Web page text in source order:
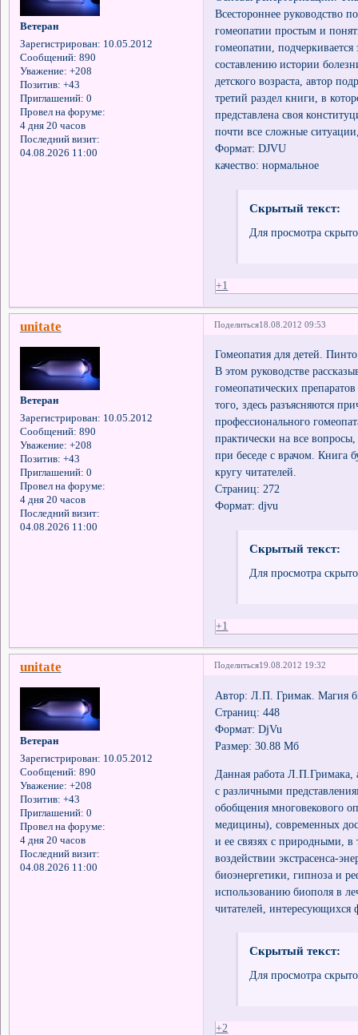
Ветеран
Зарегистрирован: 10.05.2012
Сообщений: 890
Уважение: +208
Позитив: +43
Приглашений: 0
Провел на форуме:
4 дня 20 часов
Последний визит:
04.08.2026 11:00
Всестороннее руководство
гомеопатии простым и
гомеопатии,
составлению истории
детского возраста, автор
третий раздел книги, в
представлена своя
почти все сложные
Формат: DJVU
качество: нормальное
Скрытый текст:
Для просмотра
+1
Поделиться18.08.2012 09:53
unitate
Ветеран
Зарегистрирован: 10.05.2012
Сообщений: 890
Уважение: +208
Позитив: +43
Приглашений: 0
Провел на форуме:
4 дня 20 часов
Последний визит:
04.08.2026 11:00
Гомеопатия для детей.
В этом руководстве
гомеопатических
того, здесь разъясняются
профессионального
практически на все
при беседе с врачом. Книга
кругу читателей.
Страниц: 272
Формат: djvu
Скрытый текст:
Для просмотра
+1
Поделиться19.08.2012 19:32
unitate
Ветеран
Зарегистрирован: 10.05.2012
Сообщений: 890
Уважение: +208
Позитив: +43
Приглашений: 0
Провел на форуме:
4 дня 20 часов
Последний визит:
04.08.2026 11:00
Автор: Л.П. Гримак. Магия
Страниц: 448
Формат: DjVu
Размер: 30.88 Мб
Данная работа Л.П.Гримака,
с различными
обобщения многовекового
медицины), современных
и ее связях с природными, в
воздействии экстрасенса-
биоэнергетики, гипноза и
использованию биополя в
читателей,
Скрытый текст:
Для просмотра
+2